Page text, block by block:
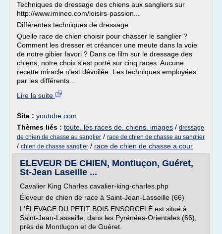
Techniques de dressage des chiens aux sangliers sur
http://www.imineo.com/loisirs-passion...
Différentes techniques de dressage
Quelle race de chien choisir pour chasser le sanglier ?
Comment les dresser et créancer une meute dans la voie
de notre gibier favori ? Dans ce film sur le dressage des
chiens, notre choix s'est porté sur cinq races. Aucune
recette miracle n'est dévoilée. Les techniques employées
par les différents...
Lire la suite
Site : youtube.com
Thèmes liés : toute. les races de. chiens. images / dressage
de chien de chasse au sanglier / race de chien de chasse au sanglier
/ chien de chasse sanglier / race de chien de chasse a cour
ELEVEUR DE CHIEN, Montluçon, Guéret,
St-Jean Laseille ...
Cavalier King Charles cavalier-king-charles.php
Éleveur de chien de race à Saint-Jean-Lasseille (66)
L'ÉLEVAGE DU PETIT BOIS ENSORCELÉ est situé à
Saint-Jean-Lasseille, dans les Pyrénées-Orientales (66),
près de Montluçon et de Guéret.